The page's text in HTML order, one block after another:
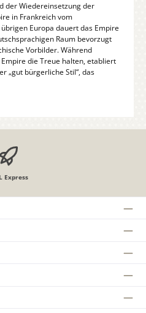
der Wiedereinsetzung der
in Frankreich vom
Europa dauert das Empire
Raum bevorzugt
Vorbilder. Während
die Treue halten, etabliert
„gut bürgerliche Stil“, das
Express